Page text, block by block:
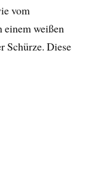
vom
einem weißen
Schürze. Diese